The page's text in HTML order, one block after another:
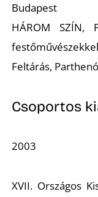
Budapest
HÁROM SZÍN,
Feltárás,
Csoportos
2003
XVII. Országos